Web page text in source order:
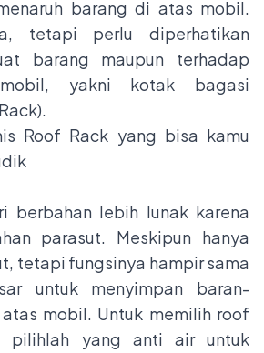
barang di atas mobil.
tetapi perlu diperhatikan
barang maupun terhadap
mobil, yakni kotak bagasi
Roof Rack yang bisa kamu
berbahan lebih lunak karena
parasut. Meskipun hanya
tetapi fungsinya hampir sama
untuk menyimpan baran-
mobil. Untuk memilih roof
pilihlah yang anti air untuk